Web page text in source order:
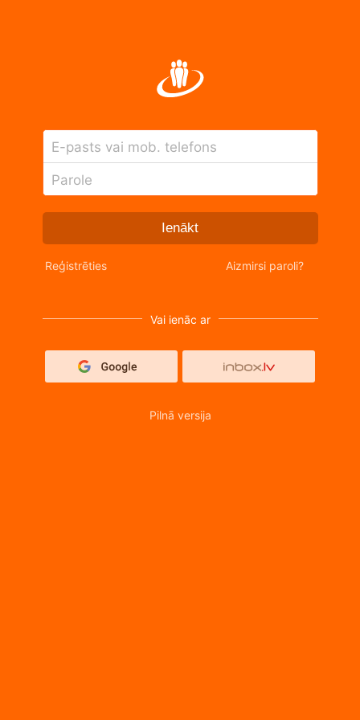
E-pasts vai mob. telefons
Parole
Ienākt
Reģistrēties Aizmirsi paroli?
Vai ienāc ar
Pilnā versija